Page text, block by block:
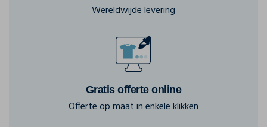
Wereldwijde levering
Gratis offerte online
Offerte op maat in enkele klikken